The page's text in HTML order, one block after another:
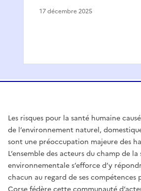
17 décembre 2025
Les risques pour la santé humaine
de l’environnement naturel,
sont une préoccupation majeure des
L’ensemble des acteurs du champ de la
environnementale s’efforce d’y
chacun au regard de ses compétences